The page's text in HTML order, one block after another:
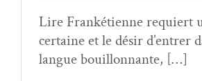
Lire Franké­ti­enne requiert
cer­taine et le désir d’en­tr­er
langue bouillonnante, […]